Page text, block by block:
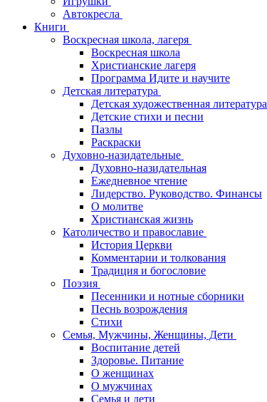
Автокресла
Книги
Воскресная школа, лагеря
Воскресная школа
Христианские лагеря
Программа Идите и научите
Детская литература
Детская художественная литература
Детские стихи и песни
Пазлы
Раскраски
Духовно-назидательные
Духовно-назидательная
Ежедневное чтение
Лидерство. Руководство. Финансы
О молитве
Христианская жизнь
Католичество и православие
История Церкви
Комментарии и толкования
Традиция и богословие
Поэзия
Песенники и нотные сборники
Песнь возрождения
Стихи
Семья, Мужчины, Женщины, Дети
Воспитание детей
Здоровье. Питание
О женщинах
О мужчинах
Семья и дети